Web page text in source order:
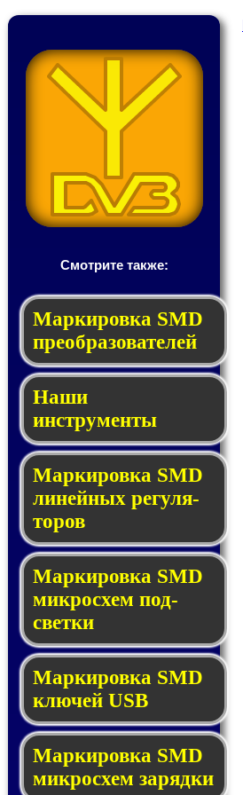
Смотрите также:
Мар­ки­ров­ка SMD
пре­об­ра­зо­ва­те­лей
Наши
инструменты
Маркировка SMD
ли­ней­ных ре­гу­ля­
то­ров
Маркировка SMD
мик­ро­схем под­
свет­ки
Маркировка SMD
клю­чей USB
Маркировка SMD
мик­рос­хем за­ряд­ки